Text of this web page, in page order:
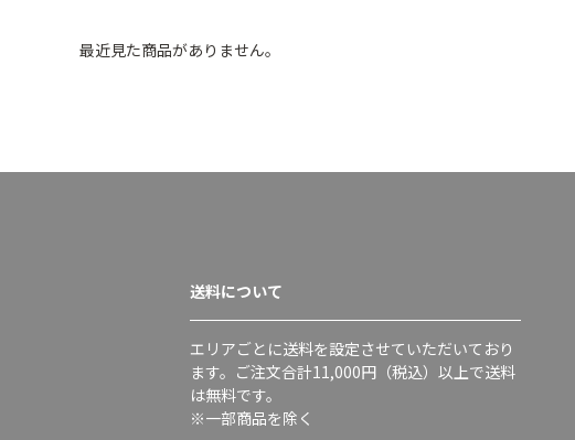
最近見た商品がありません。
送料について
エリアごとに送料を設定させていただいており
ます。ご注文合計11,000円（税込）以上で送料
は無料です。
※一部商品を除く